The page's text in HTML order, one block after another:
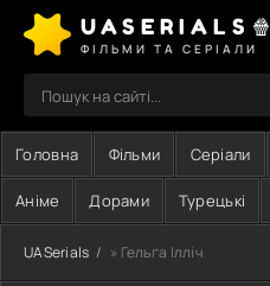
UASERIALS🍿
ФІЛЬМИ ТА СЕРІАЛИ
Головна Фільми Серіали
Аніме Дорами Турецькі
UASerials » Гельґа Ілліч